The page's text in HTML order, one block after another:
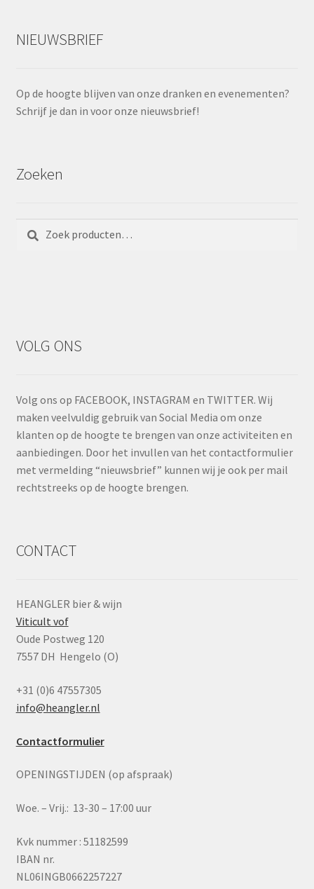
NIEUWSBRIEF
Op de hoogte blijven van onze dranken en evenementen?
Schrijf je dan in voor onze nieuwsbrief!
Zoeken
Zoeken
naar:
Zoeken
VOLG ONS
Volg ons op FACEBOOK, INSTAGRAM en TWITTER. Wij
maken veelvuldig gebruik van Social Media om onze
klanten op de hoogte te brengen van onze activiteiten en
aanbiedingen. Door het invullen van het contactformulier
met vermelding “nieuwsbrief” kunnen wij je ook per mail
rechtstreeks op de hoogte brengen.
CONTACT
HEANGLER bier & wijn
Viticult vof
Oude Postweg 120
7557 DH Hengelo (O)
+31 (0)6 47557305
info@heangler.nl
Contactformulier
OPENINGSTIJDEN (op afspraak)
Woe. – Vrij.: 13-30 – 17:00 uur
Kvk nummer : 51182599
IBAN nr.
NL06INGB0662257227